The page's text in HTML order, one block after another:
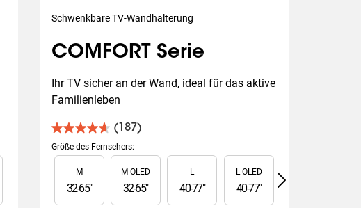
Schwenkbare TV-Wandhalterung
COMFORT Serie
Ihr TV sicher an der Wand, ideal für das aktive
Familienleben
(187)
4.6
von
5
Sternen.
187
Bewertungen
Größe des Fernsehers:
Slide 1 of 5
M
32-65"
M OLED
32-65"
L
40-77"
L OLED
40-77"